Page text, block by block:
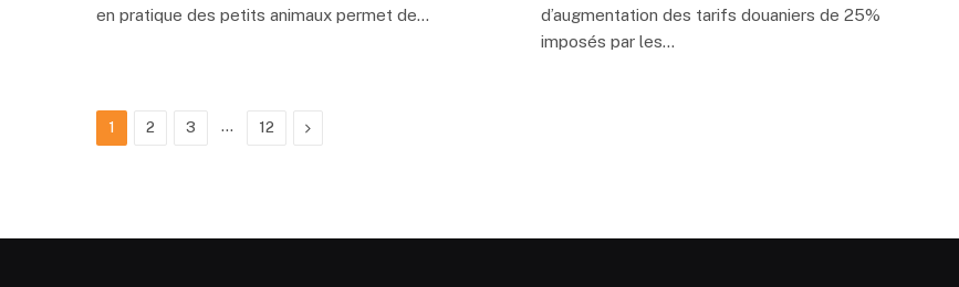
en pratique des petits animaux permet de…
d’augmentation des tarifs douaniers de 25%
imposés par les…
1 2 3 … 12 Next